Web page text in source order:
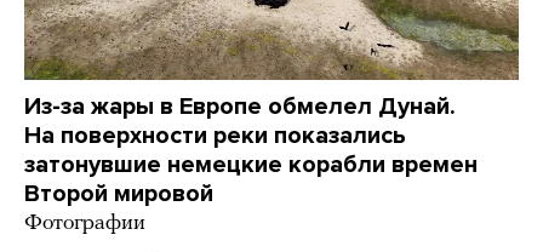
Из-за жары в Европе обмелел Дунай.
На поверхности реки показались
затонувшие немецкие корабли времен
Второй мировой
Фотографии